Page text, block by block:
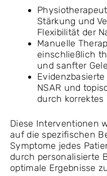
Stärkung und
Flexibilität der
Manuelle
einschließlich
und sanfter
NSAR und
durch
Diese Interventionen
auf die spezifischen
Symptome jedes
durch personalisierte
optimale Ergebnisse